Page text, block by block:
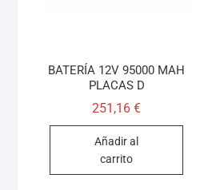
BATERÍA 12V 95000 MAH
PLACAS D
251,16€
Añadir al
carrito